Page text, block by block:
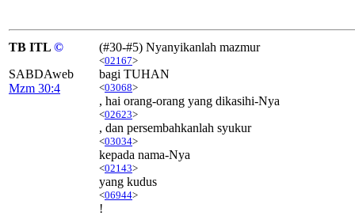
TB ITL ©
SABDAweb
Mzm 30:4
(#30-#5) Nyanyikanlah mazmur
<02167>
bagi TUHAN
<03068>
, hai orang-orang yang dikasihi-Nya
<02623>
, dan persembahkanlah syukur
<03034>
kepada nama-Nya
<02143>
yang kudus
<06944>
!